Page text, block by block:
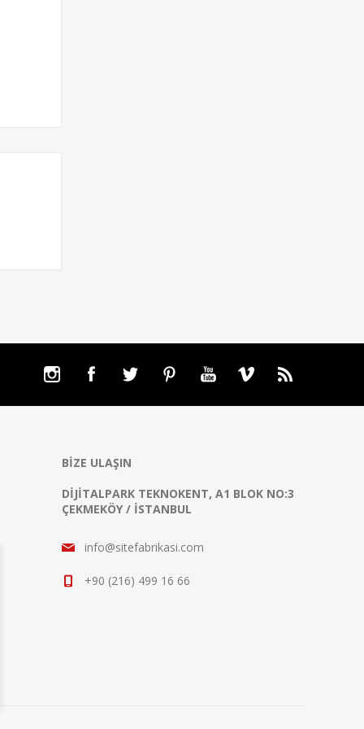
BIZE ULAŞIN
DIJITALPARK TEKNOKENT, A1 BLOK NO:3
ÇEKMEKÖY / İSTANBUL
info@sitefabrikasi.com
+90 (216) 499 16 66